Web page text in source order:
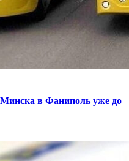
в Фаниполь уже до